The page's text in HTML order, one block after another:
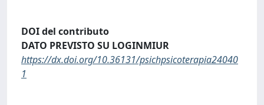
DOI del contributo
DATO PREVISTO SU LOGINMIUR
https://dx.doi.org/10.36131/psichpsicoterapia24040
1